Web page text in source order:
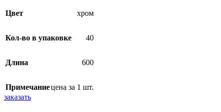
Цвет хром
Кол-во в упаковке 40
Длина 600
Примечаниецена за 1 шт.
заказать